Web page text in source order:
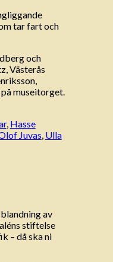
tar fart och
och
Västerås
museitorget.
, Hasse
Juvas, Ulla
av
stiftelse
– då ska ni